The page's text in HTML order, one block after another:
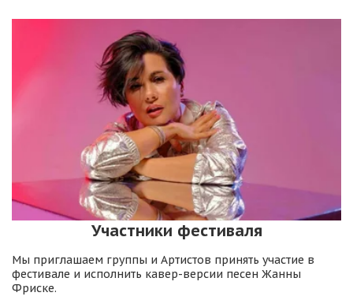
Участники фестиваля
Мы приглашаем группы и Артистов принять участие в
фестивале и исполнить кавер-версии песен Жанны
Фриске.